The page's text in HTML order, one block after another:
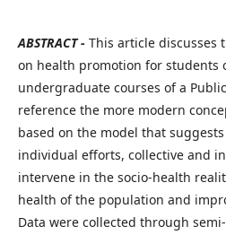
ABSTRACT - This article discusses
on health promotion for students
undergraduate courses of a
reference the more modern
based on the model that
individual efforts, collective and
intervene in the socio-health
health of the population and
Data were collected through